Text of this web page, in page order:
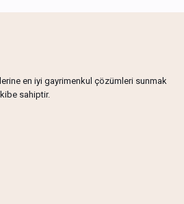
en iyi gayrimenkul çözümleri sunmak
sahiptir.